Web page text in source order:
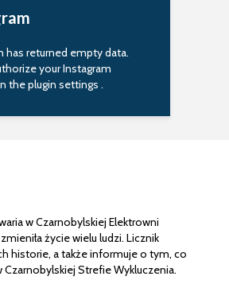
has returned empty data.
your Instagram
theplugin settings .
w Czarnobylskiej Elektrowni
życie wielu ludzi. Licznik
historie, a także informuje o tym, co
Strefie Wykluczenia.